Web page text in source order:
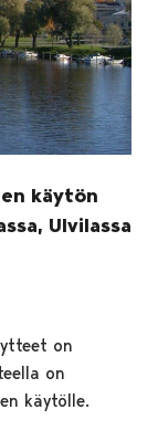
käytön
Ulvilassa
on
on
käytölle.